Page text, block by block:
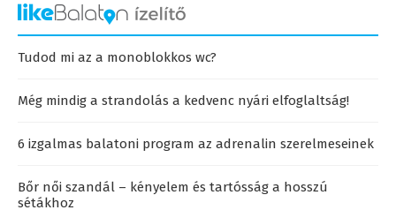
Tudod mi az a monoblokkos wc?
Még mindig a strandolás a kedvenc nyári elfoglaltság!
6 izgalmas balatoni program az adrenalin szerelmeseinek
Bőr női szandál – kényelem és tartósság a hosszú
sétákhoz